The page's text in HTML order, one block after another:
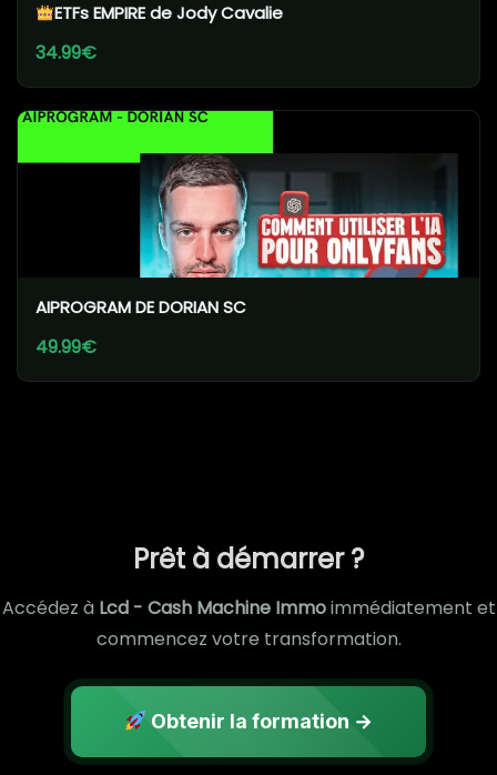
ETFs EMPIRE de Jody Cavalie
34.99€
AIPROGRAM DE DORIAN SC
49.99€
Prêt à démarrer ?
Accédez à Lcd - Cash Machine Immoimmédiatement et
commencez votre transformation.
Obtenir la formation →